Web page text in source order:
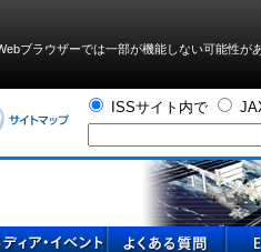
ブラウザーでは⼀部が機能しない可能性が
ISSサイト内で